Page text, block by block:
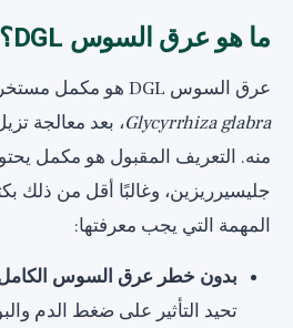
ما هو عرق السوس DGL؟
عرق السوس DGL هو مكمل مستخرج من جذر نبات
Glycyrrhiza glabra، بعد معالجة
جليسيرريزين، وغالبًا أقل من ذلك
المهمة التي يجب معرفتها:
بدون خطر عرق السوس
تحيد التأثير على ضغط الدم